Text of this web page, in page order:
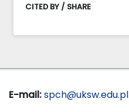
CITED BY / SHARE
E-mail:spch@uksw.edu.pl